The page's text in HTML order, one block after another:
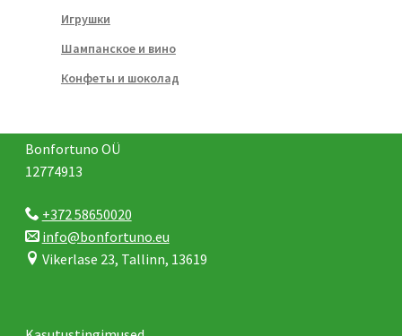
Игрушки
Шампанское и вино
Конфеты и шоколад
Bonfortuno OÜ
12774913
+372 58650020
info@bonfortuno.eu
Vikerlase 23, Tallinn, 13619